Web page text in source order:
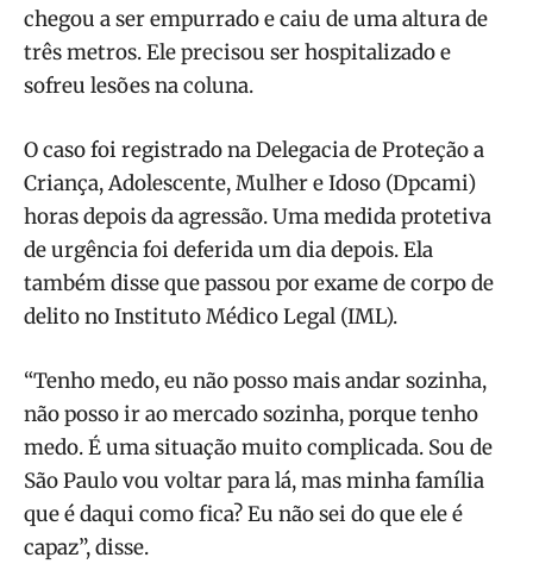
chegou a ser empurrado e caiu de uma altura de
três metros. Ele precisou ser hospitalizado e
sofreu lesões na coluna.
O caso foi registrado na Delegacia de Proteção a
Criança, Adolescente, Mulher e Idoso (Dpcami)
horas depois da agressão. Uma medida protetiva
de urgência foi deferida um dia depois. Ela
também disse que passou por exame de corpo de
delito no Instituto Médico Legal (IML).
“Tenho medo, eu não posso mais andar sozinha,
não posso ir ao mercado sozinha, porque tenho
medo. É uma situação muito complicada. Sou de
São Paulo vou voltar para lá, mas minha família
que é daqui como fica? Eu não sei do que ele é
capaz”, disse.